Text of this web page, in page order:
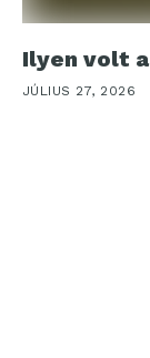
Ilyen volt
JÚLIUS 27, 2026